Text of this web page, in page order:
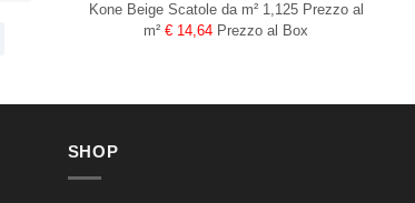
Kone Beige Scatole da m² 1,125 Prezzo al
m² € 14,64 Prezzo al Box
SHOP